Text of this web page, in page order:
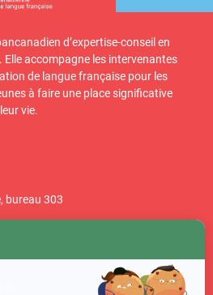
d’expertise-conseil en
accompagne les intervenantes
de langue française pour les
à faire une place significative
vie.
bureau 303